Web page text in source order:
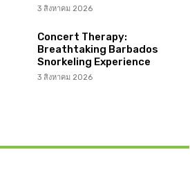
3 สิงหาคม 2026
Concert Therapy:
Breathtaking Barbados
Snorkeling Experience
3 สิงหาคม 2026